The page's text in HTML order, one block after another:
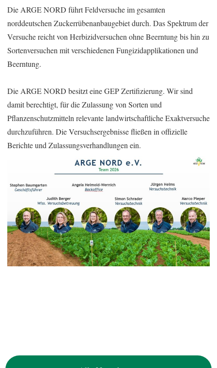
Die ARGE NORD führt Feldversuche im gesamten
norddeutschen Zuckerrübenanbaugebiet durch. Das Spektrum der
Versuche reicht von Herbizidversuchen ohne Beerntung bis hin zu
Sortenversuchen mit verschiedenen Fungizidapplikationen und
Beerntung.
Die ARGE NORD besitzt eine GEP Zertifizierung. Wir sind
damit berechtigt, für die Zulassung von Sorten und
Pflanzenschutzmitteln relevante landwirtschaftliche Exaktversuche
durchzuführen. Die Versuchsergebnisse fließen in offizielle
Berichte und Zulassungsverhandlungen ein.